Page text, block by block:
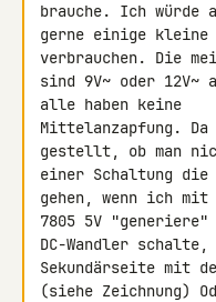
brauche. Ich würde
gerne einige
verbrauchen. Die
sind 9V~ oder 12V~
alle haben keine
Mittelanzapfung.
gestellt, ob man
einer Schaltung die
gehen, wenn ich mit
7805 5V "generiere"
DC-Wandler
Sekundärseite mit
(siehe Zeichnung)